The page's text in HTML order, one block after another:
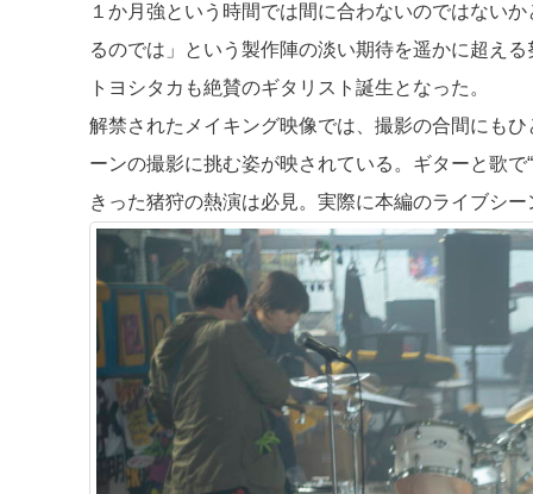
１か月強という時間では間に合わないのではない
るのでは」という製作陣の淡い期待を遥かに超え
トヨシタカも絶賛のギタリスト誕生となった。
解禁されたメイキング映像では、撮影の合間にも
ーンの撮影に挑む姿が映されている。ギターと歌
きった猪狩の熱演は必見。実際に本編のライブシ